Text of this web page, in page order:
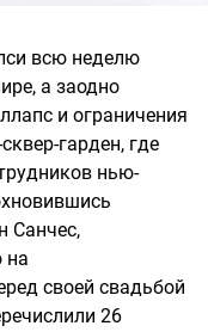
всю неделю
а заодно
и ограничения
гарден, где
нью-
Санчес,
на
своей свадьбой
26